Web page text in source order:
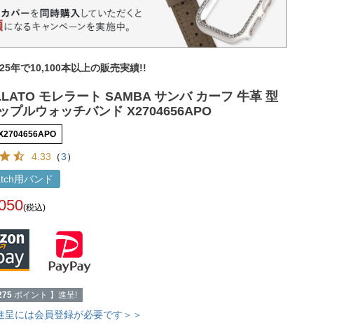
年で10,100本以上の販売実績!!
モレラート SAMBA サンバ カーフ 牛革 型
プルウォッチバンド X2704656APO
4.33 （3）
用バンド
(税込)
ポイント 】進呈!
呈には会員登録が必要です＞＞